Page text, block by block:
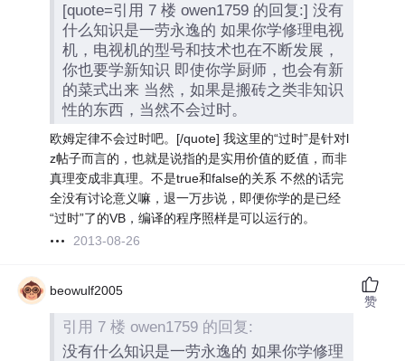
[quote=引用 7 楼 owen1759 的回复:] 没有
什么知识是一劳永逸的 如果你学修理电视
机，电视机的型号和技术也在不断发展，
你也要学新知识 即使你学厨师，也会有新
的菜式出来 当然，如果是搬砖之类非知识
性的东西，当然不会过时。
欧姆定律不会过时吧。[/quote] 我这里的“过时”是针对l
z帖子而言的，也就是说指的是实用价值的贬值，而非
真理变成非真理。不是true和false的关系 不然的话完
全没有讨论意义嘛，退一万步说，即便你学的是已经
“过时”了的VB，编译的程序照样是可以运行的。
2013-08-26
beowulf2005
引用 7 楼 owen1759 的回复:
没有什么知识是一劳永逸的 如果你学修理
赞